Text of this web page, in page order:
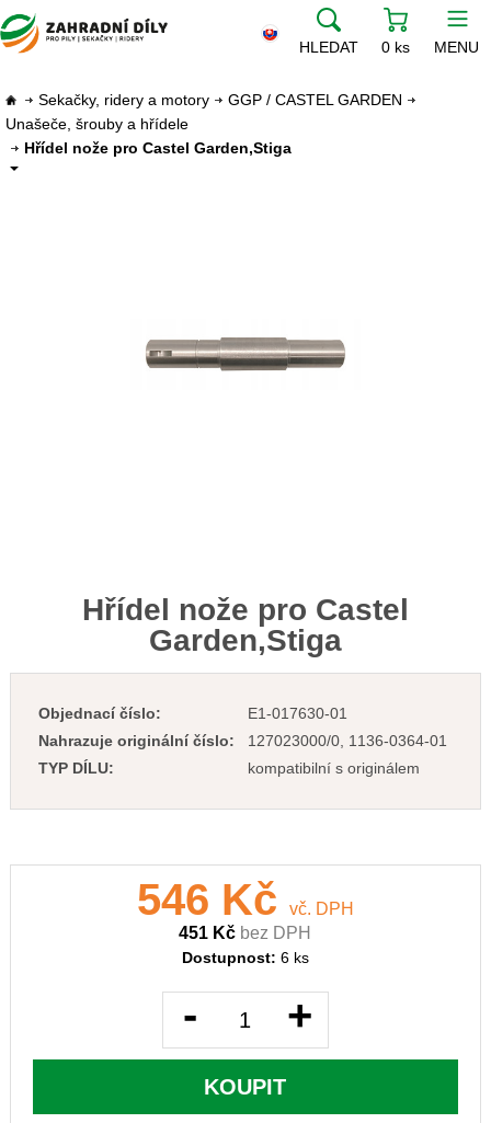
HLEDAT 0 ks MENU
Sekačky, ridery a motory
GGP / CASTEL GARDEN
Unašeče, šrouby a hřídele
Hřídel nože pro Castel Garden,Stiga
Hřídel nože pro Castel
Garden,Stiga
Objednací číslo:
E1-017630-01
Nahrazuje originální číslo:
127023000/0, 1136-0364-01
TYP DÍLU:
kompatibilní s originálem
546 Kč
vč. DPH
451 Kč bez DPH
Dostupnost: 6 ks
- +
KOUPIT